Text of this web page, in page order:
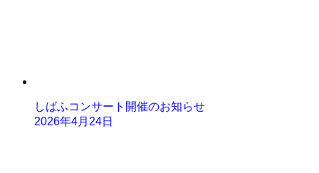
しばふコンサート開催のお知らせ
2026年4月24日